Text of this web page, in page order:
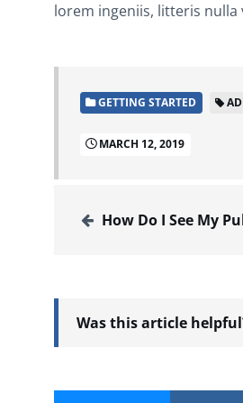
lorem ingeniis, litteris
GETTING STARTED
MARCH 12, 2019
How Do I See My
Was this article